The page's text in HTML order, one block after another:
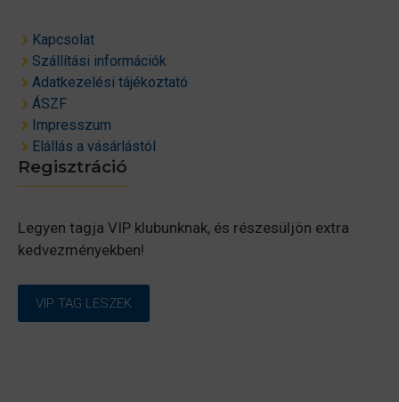
Kapcsolat
Szállítási információk
Adatkezelési tájékoztató
ÁSZF
Impresszum
Elállás a vásárlástól
Regisztráció
Legyen tagja VIP klubunknak, és részesüljön extra
kedvezményekben!
VIP TAG LESZEK